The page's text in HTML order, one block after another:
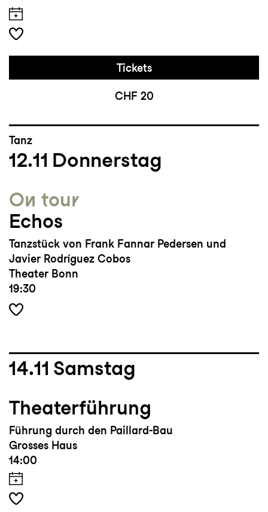
Tickets
CHF 20
Tanz
12.11 Donnerstag
On tour
Echos
Tanzstück von Frank Fannar Pedersen und
Javier Rodríguez Cobos
Theater Bonn
19:30
14.11 Samstag
Theaterführung
Führung durch den Paillard-Bau
Grosses Haus
14:00